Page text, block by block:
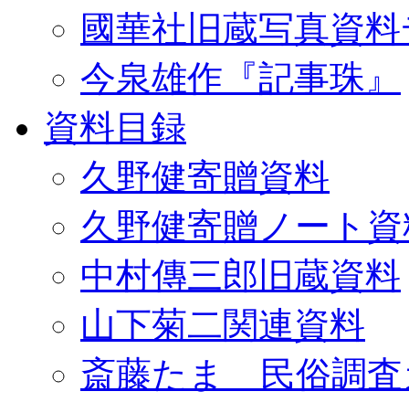
國華社旧蔵写真資
今泉雄作『記事珠』
資料目録
久野健寄贈資料
久野健寄贈ノート
中村傳三郎旧蔵資料
山下菊二関連資料
斎藤たま 民俗調査